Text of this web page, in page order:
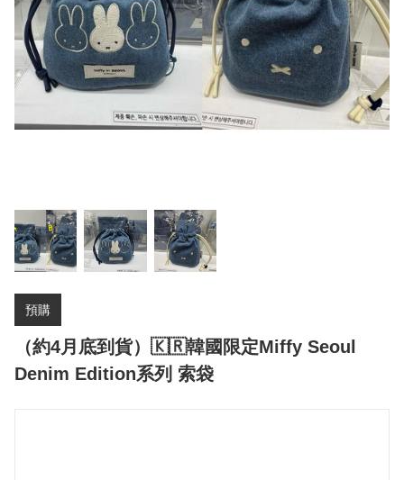
預購
（約4月底到貨）🇰🇷韓國限定Miffy Seoul
Denim Edition系列 索袋